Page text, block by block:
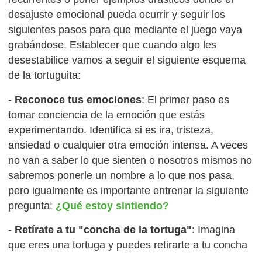
desajuste emocional pueda ocurrir y seguir los
siguientes pasos para que mediante el juego vaya
grabándose. Establecer que cuando algo les
desestabilice vamos a seguir el siguiente esquema
de la tortuguita:
- Reconoce tus emociones: El primer paso es
tomar conciencia de la emoción que estás
experimentando. Identifica si es ira, tristeza,
ansiedad o cualquier otra emoción intensa. A veces
no van a saber lo que sienten o nosotros mismos no
sabremos ponerle un nombre a lo que nos pasa,
pero igualmente es importante entrenar la siguiente
pregunta: ¿Qué estoy sintiendo?
- Retírate a tu "concha de la tortuga": Imagina
que eres una tortuga y puedes retirarte a tu concha